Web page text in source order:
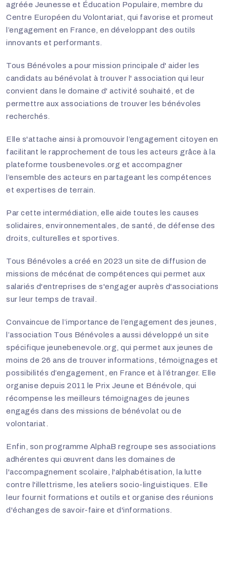
agréée Jeunesse et Éducation Populaire, membre du
Centre Européen du Volontariat, qui favorise et promeut
l’engagement en France, en développant des outils
innovants et performants.
Tous Bénévoles a pour mission principale d' aider les
candidats au bénévolat à trouver l' association qui leur
convient dans le domaine d' activité souhaité, et de
permettre aux associations de trouver les bénévoles
recherchés.
Elle s'attache ainsi à promouvoir l’engagement citoyen en
facilitant le rapprochement de tous les acteurs grâce à la
plateforme tousbenevoles.org et accompagner
l’ensemble des acteurs en partageant les compétences
et expertises de terrain.
Par cette intermédiation, elle aide toutes les causes
solidaires, environnementales, de santé, de défense des
droits, culturelles et sportives.
Tous Bénévoles a créé en 2023 un site de diffusion de
missions de mécénat de compétences qui permet aux
salariés d'entreprises de s'engager auprès d'associations
sur leur temps de travail.
Convaincue de l’importance de l’engagement des jeunes,
l’association Tous Bénévoles a aussi développé un site
spécifique jeunebenevole.org, qui permet aux jeunes de
moins de 26 ans de trouver informations, témoignages et
possibilités d’engagement, en France et à l’étranger. Elle
organise depuis 2011 le Prix Jeune et Bénévole, qui
récompense les meilleurs témoignages de jeunes
engagés dans des missions de bénévolat ou de
volontariat.
Enfin, son programme AlphaB regroupe ses associations
adhérentes qui œuvrent dans les domaines de
l'accompagnement scolaire, l'alphabétisation, la lutte
contre l'illettrisme, les ateliers socio-linguistiques. Elle
leur fournit formations et outils et organise des réunions
d'échanges de savoir-faire et d'informations.